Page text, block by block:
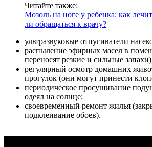
Читайте также:
Мозоль на ноге у ребенка: как
ли обращаться к врачу?
ультразвуковые отпугиватели
распыление эфирных масел в
переносят резкие и сильные
регулярный осмотр домашних
прогулок (они могут принести
периодическое просушивание
одеял на солнце;
своевременный ремонт жилья
подклеивание обоев).